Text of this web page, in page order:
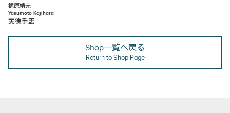
梶原靖元
Yasumoto Kajihara
天徳手盃
Shop一覧へ戻る
Return to Shop Page